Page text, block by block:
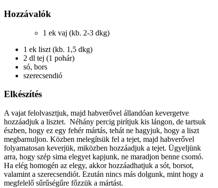
Hozzávalók
1 ek vaj (kb. 2-3 dkg)
1 ek liszt (kb. 1,5 dkg)
2 dl tej (1 pohár)
só, bors
szerecsendió
Elkészítés
A vajat felolvasztjuk, majd habverővel állandóan kevergetve
hozzáadjuk a lisztet. Néhány percig pirítjuk kis lángon, de tartsuk
észben, hogy ez egy fehér mártás, tehát ne hagyjuk, hogy a liszt
megbarnuljon. Közben melegítsük fel a tejet, majd habverővel
folyamatosan keverjük, miközben hozzáadjuk a tejet. Ügyeljünk
arra, hogy szép sima elegyet kapjunk, ne maradjon benne csomó.
Ha elég homogén az elegy, akkor hozzáadhatjuk a sót, borsot,
valamint a szerecsendiót. Ezután nincs más dolgunk, mint hogy a
megfelelő sűrűségűre főzzük a mártást.